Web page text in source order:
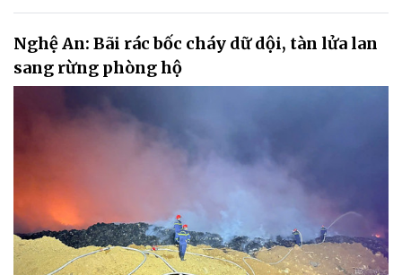
Nghệ An: Bãi rác bốc cháy dữ dội, tàn lửa lan
sang rừng phòng hộ